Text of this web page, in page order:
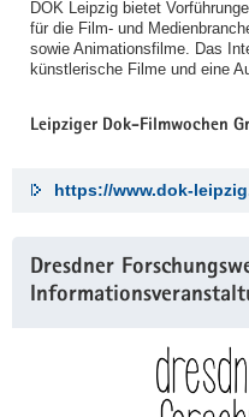
DOK Leipzig bietet
für die Film- und
sowie Animationsfilme. Das
künstlerische Filme und eine
Leipziger Dok-Filmwochen
https://www.dok-
Dresdner